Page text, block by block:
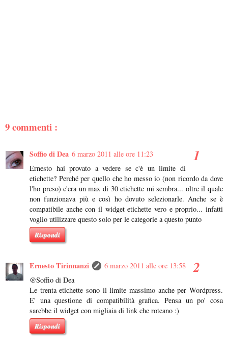
9 commenti :
Soffio di Dea 6 marzo 2011 alle ore 11:23
Ernesto hai provato a vedere se c'è un limite di
etichette? Perché per quello che ho messo io (non ricordo da dove
l'ho preso) c'era un max di 30 etichette mi sembra... oltre il quale
non funzionava più e così ho dovuto selezionarle. Anche se è
compatibile anche con il widget etichette vero e proprio... infatti
voglio utilizzare questo solo per le categorie a questo punto
Rispondi
Ernesto Tirinnanzi
6 marzo 2011 alle ore 13:58
@Soffio di Dea
Le trenta etichette sono il limite massimo anche per Wordpress.
E' una questione di compatibilità grafica. Pensa un po' cosa
sarebbe il widget con migliaia di link che roteano :)
Rispondi